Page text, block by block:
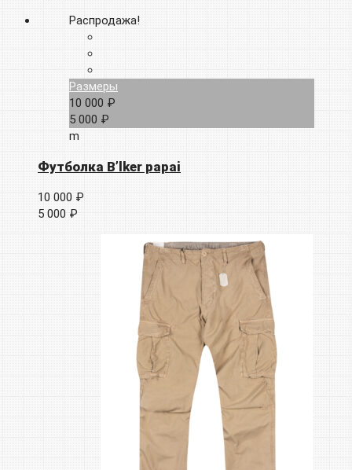
Распродажа!
Размеры
10 000 ₽
5 000 ₽
m
Футболка B’lker papai
10 000 ₽
5 000 ₽